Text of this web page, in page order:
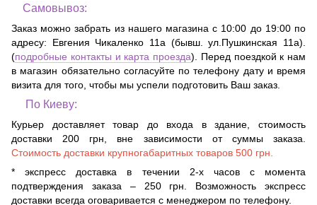
Самовывоз:
Заказ можно забрать из нашего магазина с 10:00 до 19:00 по
адресу: Евгения Чикаленко 11а (бывш. ул.Пушкинская 11а)
(подробные контакты и карта проезда). Перед поездкой к нам
в магазин обязательно согласуйте по телефону дату и время
визита для того, чтобы мы успели подготовить Ваш заказ.
По Киеву:
Курьер доставляет товар до входа в здание, стоимость
доставки 200 грн, вне зависимости от суммы заказа.
Стоимость доставки крупногабаритных товаров 500 грн.
* экспресс доставка в течении 2-х часов с момента
подтверждения заказа – 250 грн. Возможность экспресс
доставки всегда оговаривается с менеджером по телефону.